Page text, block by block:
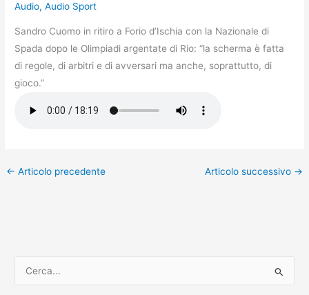
Audio,Audio Sport
Sandro Cuomo in ritiro a Forio d’Ischia con la Nazionale di
Spada dopo le Olimpiadi argentate di Rio: “la scherma è fatta
di regole, di arbitri e di avversari ma anche, soprattutto, di
gioco.”
← Articolo precedente Articolo successivo →